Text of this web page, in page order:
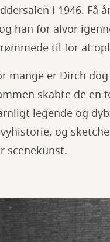
i 1946. Få
han for alvor
til for at
mange er Dirch
skabte de
legende og
og
scenekunst.